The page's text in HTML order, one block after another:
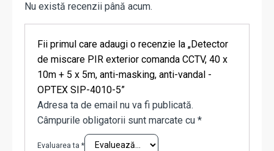
Nu există recenzii până acum.
Fii primul care adaugi o recenzie la „Detector
de miscare PIR exterior comanda CCTV, 40 x
10m + 5 x 5m, anti-masking, anti-vandal -
OPTEX SIP-4010-5”
Adresa ta de email nu va fi publicată.
Câmpurile obligatorii sunt marcate cu *
Evaluarea ta *